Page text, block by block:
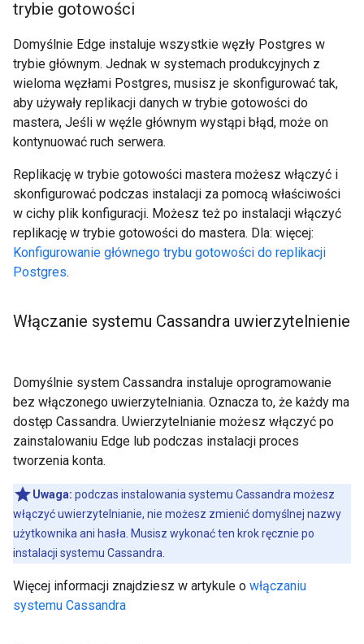
trybie gotowości
Domyślnie Edge instaluje wszystkie węzły Postgres w
trybie głównym. Jednak w systemach produkcyjnych z
wieloma węzłami Postgres, musisz je skonfigurować tak,
aby używały replikacji danych w trybie gotowości do
mastera, Jeśli w węźle głównym wystąpi błąd, może on
kontynuować ruch serwera.
Replikację w trybie gotowości mastera możesz włączyć i
skonfigurować podczas instalacji za pomocą właściwości
w cichy plik konfiguracji. Możesz też po instalacji włączyć
replikację w trybie gotowości do mastera. Dla: więcej:
Konfigurowanie głównego trybu gotowości do replikacji
Postgres.
Włączanie systemu Cassandra uwierzytelnienie
Domyślnie system Cassandra instaluje oprogramowanie
bez włączonego uwierzytelniania. Oznacza to, że każdy ma
dostęp Cassandra. Uwierzytelnianie możesz włączyć po
zainstalowaniu Edge lub podczas instalacji proces
tworzenia konta.
Uwaga: podczas instalowania systemu Cassandra możesz
włączyć uwierzytelnianie, nie możesz zmienić domyślnej nazwy
użytkownika ani hasła. Musisz wykonać ten krok ręcznie po
instalacji systemu Cassandra.
Więcej informacji znajdziesz w artykule o włączaniu
systemu Cassandra